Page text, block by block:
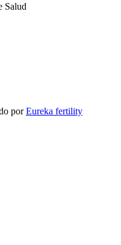
Salud
porEureka fertility